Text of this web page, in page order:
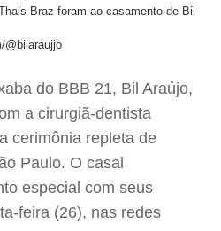
Braz foram ao casamento de Bil
@bilaraujjo
do BBB 21, Bil Araújo,
a cirurgiã-dentista
cerimônia repleta de
Paulo. O casal
especial com seus
feira (26), nas redes